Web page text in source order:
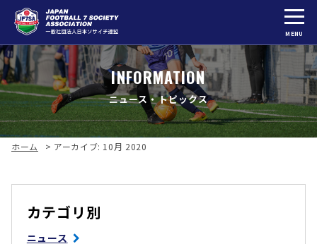
MENU
INFORMATION
ニュース・トピックス
ホーム > アーカイブ: 10月 2020
カテゴリ別
ニュース